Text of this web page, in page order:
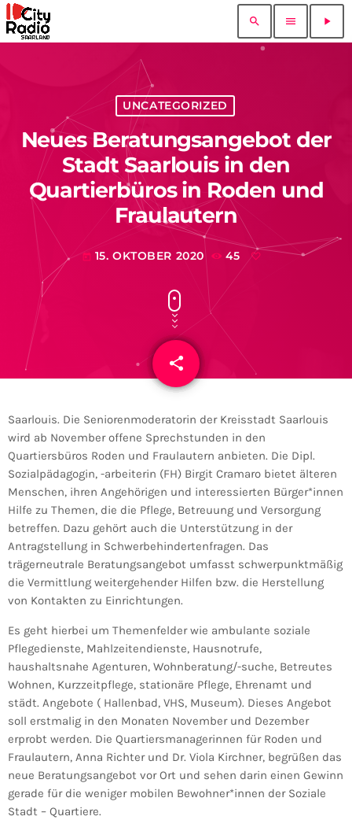
search menu play_arrow
UNCATEGORIZED
Neues Beratungsangebot der
Stadt Saarlouis in den
Quartierbüros in Roden und
Fraulautern
today 15. OKTOBER 2020 45
share
email
Saarlouis. Die Seniorenmoderatorin der Kreisstadt Saarlouis
wird ab November offene Sprechstunden in den
Quartiersbüros Roden und Fraulautern anbieten. Die Dipl.
Sozialpädagogin, -arbeiterin (FH) Birgit Cramaro bietet älteren
Menschen, ihren Angehörigen und interessierten Bürger*innen
Hilfe zu Themen, die die Pflege, Betreuung und Versorgung
betreffen. Dazu gehört auch die Unterstützung in der
Antragstellung in Schwerbehindertenfragen. Das
trägerneutrale Beratungsangebot umfasst schwerpunktmäßig
die Vermittlung weitergehender Hilfen bzw. die Herstellung
von Kontakten zu Einrichtungen.
Es geht hierbei um Themenfelder wie ambulante soziale
Pflegedienste, Mahlzeitendienste, Hausnotrufe,
haushaltsnahe Agenturen, Wohnberatung/-suche, Betreutes
Wohnen, Kurzzeitpflege, stationäre Pflege, Ehrenamt und
städt. Angebote ( Hallenbad, VHS, Museum). Dieses Angebot
soll erstmalig in den Monaten November und Dezember
erprobt werden. Die Quartiersmanagerinnen für Roden und
Fraulautern, Anna Richter und Dr. Viola Kirchner, begrüßen das
neue Beratungsangebot vor Ort und sehen darin einen Gewinn
gerade für die weniger mobilen Bewohner*innen der Soziale
Stadt – Quartiere.